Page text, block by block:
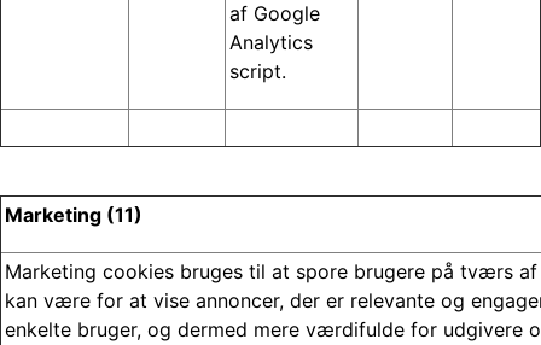
af Google
Analytics
script.
Marketing (11)
Marketing cookies bruges til at spore brugere på tværs
kan være for at vise annoncer, der er relevante og
enkelte bruger, og dermed mere værdifulde for udgivere